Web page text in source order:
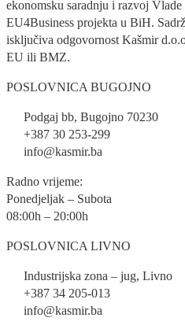
ekonomsku saradnju i razvoj
EU4Business projekta u BiH.
isključiva odgovornost Kašmir
EU ili BMZ.
POSLOVNICA BUGOJNO
Podgaj bb, Bugojno 70230
+387 30 253-299
info@kasmir.ba
Radno vrijeme:
Ponedjeljak – Subota
08:00h – 20:00h
POSLOVNICA LIVNO
Industrijska zona – jug, Livno
+387 34 205-013
info@kasmir.ba